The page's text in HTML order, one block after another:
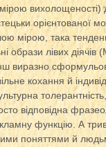
мірою вихолощеності)
орієнтованої
мірою, така
образи лівих діячів
виразно
кохання й
толерантність,
відповідна
функцію. А
поняттями й